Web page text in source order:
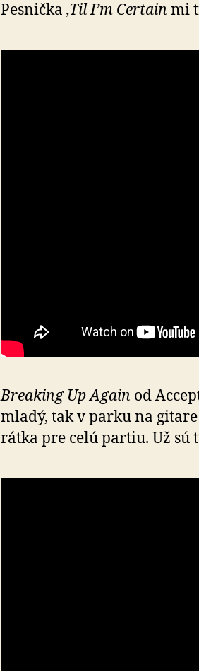
Pesnička ‚Til I’m Certain mi
Breaking Up Again od
mladý, tak v parku na
rát­ka pre celú partiu. Už sú